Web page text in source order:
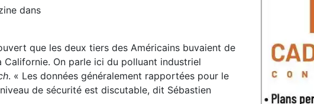
dans
que les deux tiers des Américains buvaient de
On parle ici du polluant industriel
. « Les données généralement rapportées pour le
de sécurité est discutable, dit Sébastien